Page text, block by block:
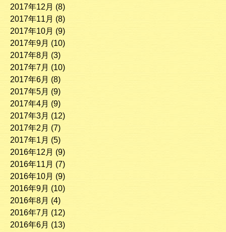
2017年12月 (8)
2017年11月 (8)
2017年10月 (9)
2017年9月 (10)
2017年8月 (3)
2017年7月 (10)
2017年6月 (8)
2017年5月 (9)
2017年4月 (9)
2017年3月 (12)
2017年2月 (7)
2017年1月 (5)
2016年12月 (9)
2016年11月 (7)
2016年10月 (9)
2016年9月 (10)
2016年8月 (4)
2016年7月 (12)
2016年6月 (13)